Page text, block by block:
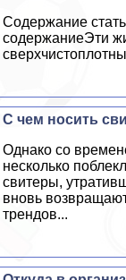
Содержание
содержаниеЭти
С чем носить
Однако со
несколько
свитеры,
вновь
трендов...